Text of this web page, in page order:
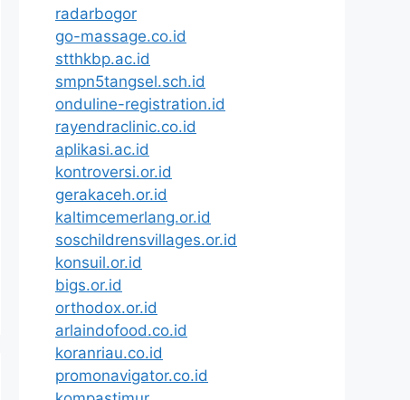
radarbogor
go-massage.co.id
stthkbp.ac.id
smpn5tangsel.sch.id
onduline-registration.id
rayendraclinic.co.id
aplikasi.ac.id
kontroversi.or.id
gerakaceh.or.id
kaltimcemerlang.or.id
soschildrensvillages.or.id
konsuil.or.id
bigs.or.id
orthodox.or.id
arlaindofood.co.id
koranriau.co.id
promonavigator.co.id